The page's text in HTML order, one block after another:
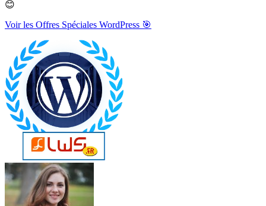
😊
Voir les Offres Spéciales WordPress 🎯